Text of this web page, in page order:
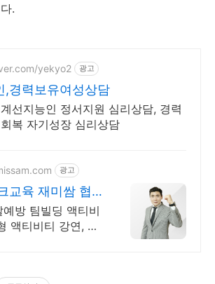
.
yekyo2 광고
,경력보유여성상담
선지능인 정서지원 심리상담, 경력
복 자기성장 심리상담
광고
교육 재미쌈 협
미에 빠지다
방 팀빌딩 액티비
액티비티 강연, 동